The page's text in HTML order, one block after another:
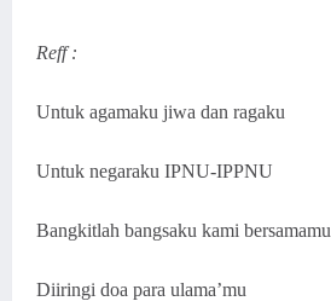
Reff :
Untuk agamaku jiwa dan ragaku
Untuk negaraku IPNU-IPPNU
Bangkitlah bangsaku kami bersamamu
Diiringi doa para ulama’mu